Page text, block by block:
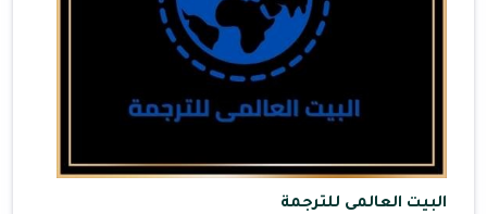
البيت العالمى للترجمة